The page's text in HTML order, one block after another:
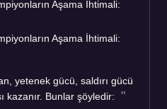
Aşama İhtimali:
Aşama İhtimali:
yetenek gücü, saldırı gücü
kazanır. Bunlar şöyledir: